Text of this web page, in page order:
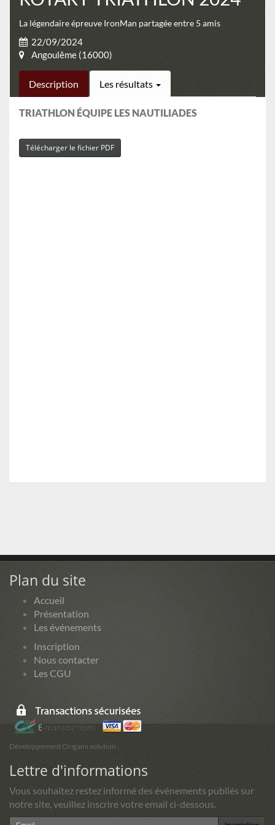
La légendaire épreuve IronMan partagée entre 5 amis
22/09/2024
Angoulême (16000)
Description Les résultats
TRIATHLON ÉQUIPE LES NAUTILIADES
Télécharger le fichier PDF
Plan du site
Accueil
Présentation
Les événements
Inscription
Nous contacter
Les CGU
Développement Origami solution
Lettre d'informations
Vous souhaitez restez informé des événements publiés sur
notre site, veuillez inscrire votre email ci-dessous.